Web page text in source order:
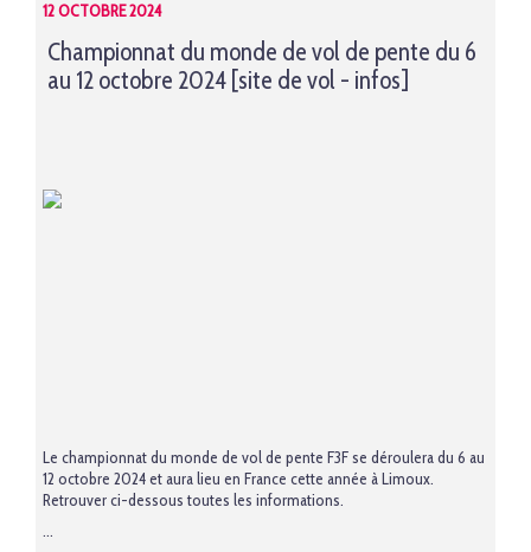
12 OCTOBRE 2024
Championnat du monde de vol de pente du 6
au 12 octobre 2024 [site de vol - infos]
Le championnat du monde de vol de pente F3F se déroulera du 6 au
12 octobre 2024 et aura lieu en France cette année à Limoux.
Retrouver ci-dessous toutes les informations.